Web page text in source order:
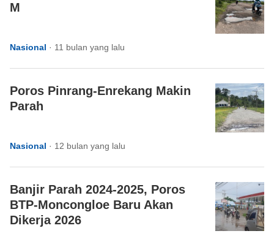
M
Nasional · 11 bulan yang lalu
Poros Pinrang-Enrekang Makin
Parah
Nasional · 12 bulan yang lalu
Banjir Parah 2024-2025, Poros
BTP-Moncongloe Baru Akan
Dikerja 2026